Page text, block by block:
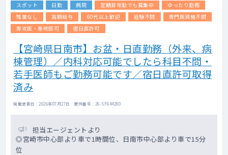
スポット 日勤 病院 定期非常勤でも募集中
ゆったり勤務
残業なし
高額給与 60代以上歓迎 経験不問
専門医資格不問
専攻医・専修医可
宿日直許可
【宮崎県日南市】お盆・日直勤務（外来、病
棟管理）／内科対応可能でしたら科目不問・
若手医師もご勤務可能です／宿日直許可取得
済み
掲載更新日 : 2026年07月27日 案件番号 : 26-SF644280
担当エージェントより
◎宮崎市中心部より車で1時間位、日南市中心部より車で15分
位